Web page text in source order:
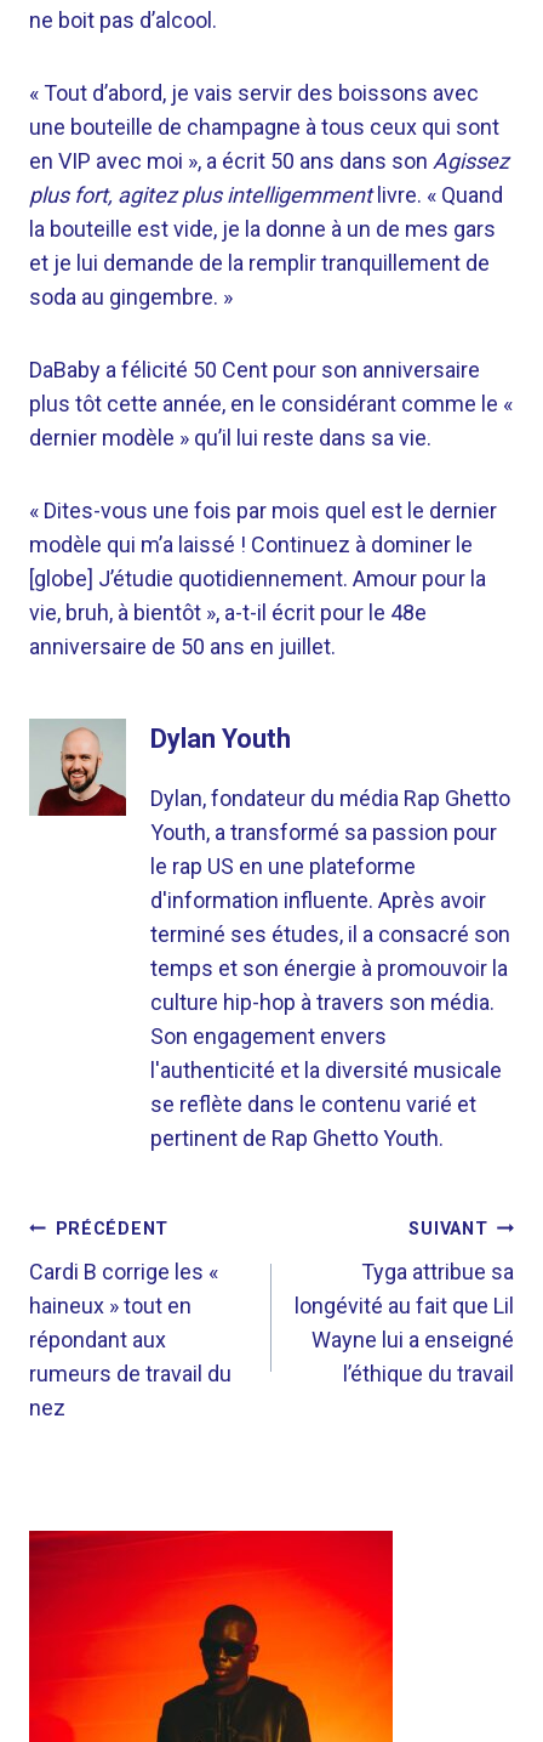
ne boit pas d’alcool.
« Tout d’abord, je vais servir des boissons avec
une bouteille de champagne à tous ceux qui sont
en VIP avec moi », a écrit 50 ans dans son Agissez
plus fort, agitez plus intelligemmentlivre. « Quand
la bouteille est vide, je la donne à un de mes gars
et je lui demande de la remplir tranquillement de
soda au gingembre. »
DaBaby a félicité 50 Cent pour son anniversaire
plus tôt cette année, en le considérant comme le «
dernier modèle » qu’il lui reste dans sa vie.
« Dites-vous une fois par mois quel est le dernier
modèle qui m’a laissé ! Continuez à dominer le
[globe] J’étudie quotidiennement. Amour pour la
vie, bruh, à bientôt », a-t-il écrit pour le 48e
anniversaire de 50 ans en juillet.
Dylan Youth
Dylan, fondateur du média Rap Ghetto
Youth, a transformé sa passion pour
le rap US en une plateforme
d'information influente. Après avoir
terminé ses études, il a consacré son
temps et son énergie à promouvoir la
culture hip-hop à travers son média.
Son engagement envers
l'authenticité et la diversité musicale
se reflète dans le contenu varié et
pertinent de Rap Ghetto Youth.
NAVIGATION
DE
L’ARTICLE
PRÉCÉDENT
Cardi B corrige les «
haineux » tout en
répondant aux
rumeurs de travail du
nez
SUIVANT
Tyga attribue sa
longévité au fait que Lil
Wayne lui a enseigné
l’éthique du travail